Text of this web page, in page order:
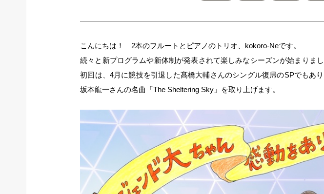
こんにちは！ 2本のフルートとピアノのトリオ、kokoro-Neです。
続々と新プログラムや新体制が発表されて楽しみなシーズンが始まりま
初回は、4月に競技を引退した髙橋大輔さんのシングル復帰のSPでもあ
坂本龍一さんの名曲「The Sheltering Sky」を取り上げます。